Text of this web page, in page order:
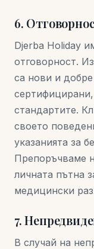
6.
Djerba Holiday
отговорност.
са нови и
стандартите.
своето
указанията за
Препоръчваме
личната пътна
медицински
7.
В случай на